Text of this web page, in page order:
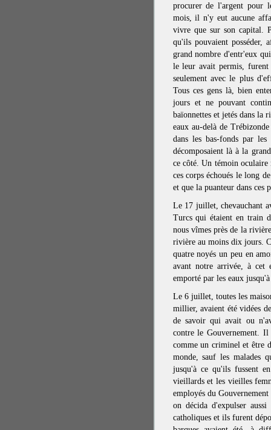
procurer de l'argent pour
mois, il n'y eut aucune
vivre que sur son capital.
qu'ils pouvaient posséder,
grand nombre d'entr'eux
le leur avait permis,
seulement avec le plus
Tous ces gens là, bien
jours et ne pouvant
baïonnettes et jetés dans la
eaux au-delà de
dans les bas-fonds par
décomposaient là à la
ce côté. Un témoin
ces corps échoués le long
et que la puanteur dans ces
Le 17 juillet, chevauchant
Turcs qui étaient en train
nous vîmes près de la
rivière au moins dix jours.
quatre noyés un peu en
avant notre arrivée, à cet
emporté par les eaux
Le 6 juillet, toutes les
millier, avaient été vidées
de savoir qui avait ou
contre le Gouvernement.
comme un criminel et être
monde, sauf les malades
jusqu'à ce qu'ils fussent
vieillards et les vieilles
employés du
on décida d'expulser
catholiques et ils furent